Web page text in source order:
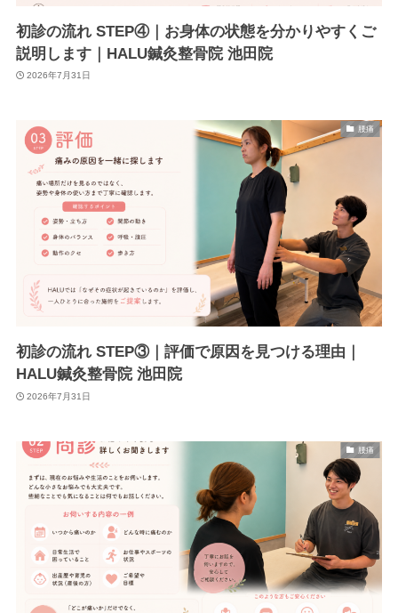
初診の流れ STEP④｜お身体の状態を分かりやすくご
説明します｜HALU鍼灸整骨院 池田院
2026年7月31日
腰痛
初診の流れ STEP③｜評価で原因を見つける理由｜
HALU鍼灸整骨院 池田院
2026年7月31日
腰痛